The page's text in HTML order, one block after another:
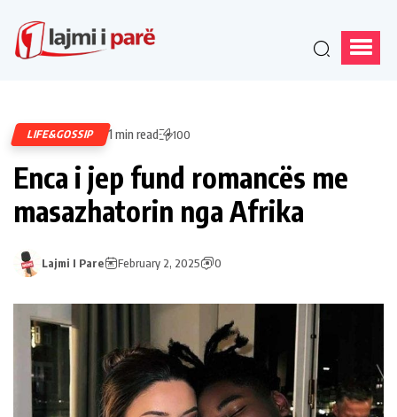
LIFE&GOSSIP 1 min read 100
Enca i jep fund romancës me
masazhatorin nga Afrika
Lajmi I Pare February 2, 2025 0